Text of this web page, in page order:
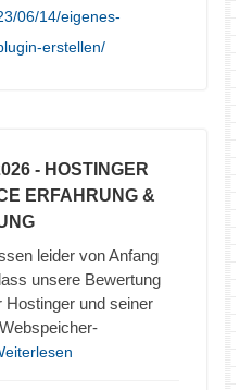
06/14/eigenes-
erstellen/
- HOSTINGER
ERFAHRUNG &
leider von Anfang
unsere Bewertung
Hostinger und seiner